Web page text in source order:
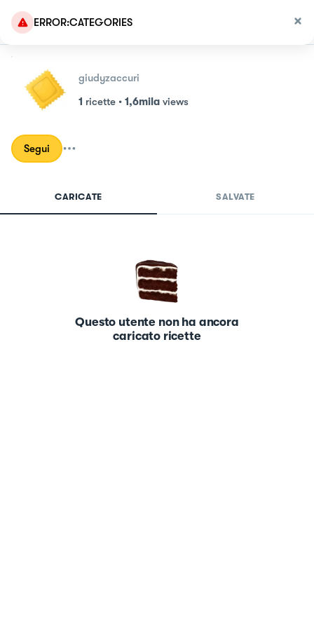
ERROR:CATEGORIES
giudyzaccuri
1 ricette • 1,6mila views
Segui
CARICATE SALVATE
Questo utente non ha ancora
caricato ricette